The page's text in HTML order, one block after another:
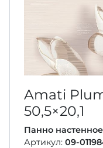
Amati
50,5×20,1
Панно настенное
Артикул: 09-